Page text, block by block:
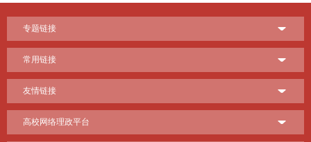
专题链接
常用链接
友情链接
高校网络理政平台